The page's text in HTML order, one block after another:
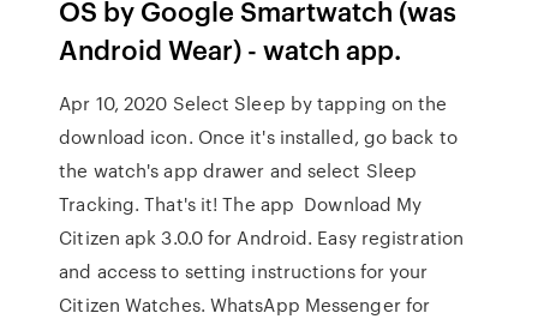
OS by Google Smartwatch (was
Android Wear) - watch app.
Apr 10, 2020 Select Sleep by tapping on the
download icon. Once it's installed, go back to
the watch's app drawer and select Sleep
Tracking. That's it! The app Download My
Citizen apk 3.0.0 for Android. Easy registration
and access to setting instructions for your
Citizen Watches. WhatsApp Messenger for